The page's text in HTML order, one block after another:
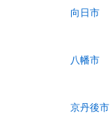
向日市
八幡市
京丹後市